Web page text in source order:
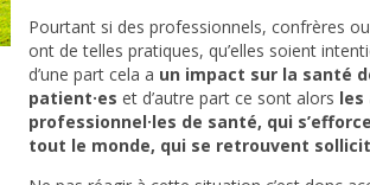
Pourtant si des professionnels, confrères
ont de telles pratiques, qu’elles soient
d’une part cela a un impact sur la santé
patient·es et d’autre part ce sont alors les
professionnel·les de santé, qui
tout le monde, qui se retrouvent